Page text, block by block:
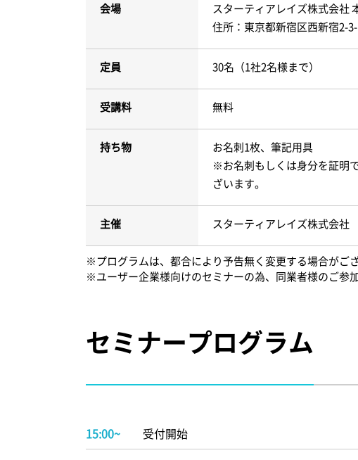
会場
スターティアレイズ株式会社
住所：東京都新宿区西新宿2-
定員 30名（1社2名様まで）
受講料 無料
持ち物
お名刺1枚、筆記用具
※お名刺もしくは身分を証明
ざいます。
主催 スターティアレイズ株式会社
※プログラムは、都合により予告無く変更する場合がござ
※ユーザー企業様向けのセミナーの為、同業者様のご参
セミナープログラム
15:00~
受付開始